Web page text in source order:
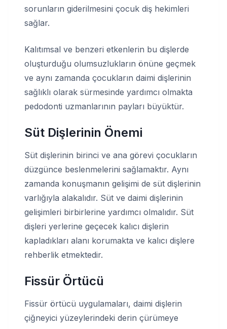
sorunların giderilmesini çocuk diş hekimleri
sağlar.
Kalıtımsal ve benzeri etkenlerin bu dişlerde
oluşturduğu olumsuzlukların önüne geçmek
ve aynı zamanda çocukların daimi dişlerinin
sağlıklı olarak sürmesinde yardımcı olmakta
pedodonti uzmanlarının payları büyüktür.
Süt Dişlerinin Önemi
Süt dişlerinin birinci ve ana görevi çocukların
düzgünce beslenmelerini sağlamaktır. Aynı
zamanda konuşmanın gelişimi de süt dişlerinin
varlığıyla alakalıdır. Süt ve daimi dişlerinin
gelişimleri birbirlerine yardımcı olmalıdır. Süt
dişleri yerlerine geçecek kalıcı dişlerin
kapladıkları alanı korumakta ve kalıcı dişlere
rehberlik etmektedir.
Fissür Örtücü
Fissür örtücü uygulamaları, daimi dişlerin
çiğneyici yüzeylerindeki derin çürümeye